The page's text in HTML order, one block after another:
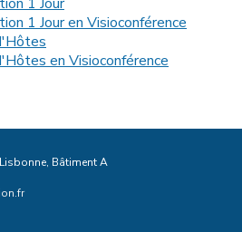
1 Jour en Visioconférence
en Visioconférence
Bâtiment A